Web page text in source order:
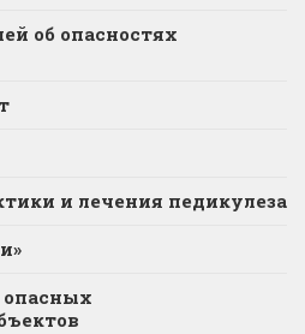
об опасностях
и лечения педикулеза
опасных